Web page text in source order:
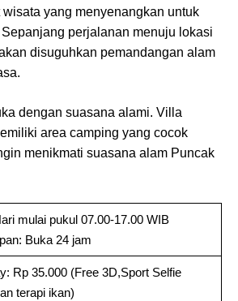
yang menyenangkan untuk
Sepanjang perjalanan menuju lokasi
disuguhkan pemandangan alam
dengan suasana alami. Villa
area camping yang cocok
menikmati suasana alam Puncak
mulai pukul 07.00-17.00 WIB
Buka 24 jam
Rp 35.000 (Free 3D,Sport Selfie
terapi ikan)